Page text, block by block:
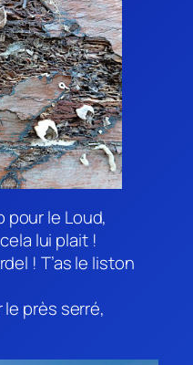
pour le Loud,
lui plait !
! T’as le liston
le près serré,